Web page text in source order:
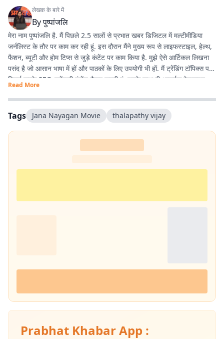
लेखक के बारे में
Byपुष्पांजलि
मेरा नाम पुष्पांजलि है. मैं पिछले 2.5 सालों से प्रभात खबर डिजिटल में मल्टीमीडिया
जर्नलिस्ट के तौर पर काम कर रही हूं. इस दौरान मैंने मुख्य रूप से लाइफस्टाइल, हेल्थ,
फैशन, ब्यूटी और होम टिप्स से जुड़े कंटेंट पर काम किया है. मुझे ऐसे आर्टिकल लिखना
पसंद है जो आसान भाषा में हों और पाठकों के लिए उपयोगी भी हों. मैं ट्रेंडिंग टॉपिक्स पर
रिसर्च करके SEO-फ्रेंडली कंटेंट तैयार करती हूं. इसके साथ ही आकर्षक हेडलाइन
लिखना, सही जानकारी जुटाना और डिजिटल ऑडियंस की पसंद के अनुसार कंटेंट तैयार
करना मेरी प्रमुख जिम्मेदारियों का हिस्सा रहा है. मैं हमेशा नई चीजें सीखने और अपने
लेखन को बेहतर बनाने की कोशिश करती हूं. मेरा उद्देश्य ऐसा कंटेंट तैयार करना है जो
लोगों तक सही जानकारी सरल और दिलचस्प तरीके से पहुंचाए.
Read More
Tags Jana Nayagan Movie thalapathy vijay
Prabhat Khabar App :